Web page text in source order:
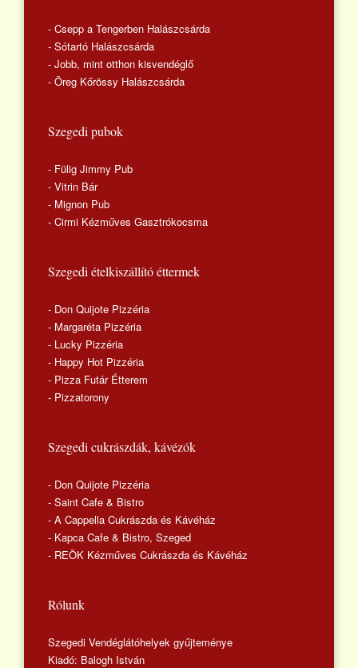
- Csepp a Tengerben Halászcsárda
- Sótartó Halászcsárda
- Jobb, mint otthon kisvendéglő
- Öreg Kőrössy Halászcsárda
Szegedi pubok
- Fülig Jimmy Pub
- Vitrin Bár
- Mignon Pub
- Cirmi Kézműves Gasztrókocsma
Szegedi ételkiszállító éttermek
- Don Quijote Pizzéria
- Margaréta Pizzéria
- Lucky Pizzéria
- Happy Hot Pizzéria
- Pizza Futár Étterem
- Pizzatorony
Szegedi cukrászdák, kávézók
- Don Quijote Pizzéria
- Saint Cafe & Bistro
- A Cappella Cukrászda és Kávéház
- Kapca Cafe & Bistro, Szeged
- REÖK Kézműves Cukrászda és Kávéház
Rólunk
Szegedi Vendéglátóhelyek gyűjteménye
Kiadó: Balogh István